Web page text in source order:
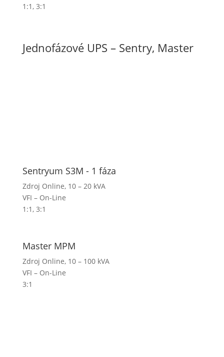
1:1, 3:1
Jednofázové UPS – Sentry, Master
Sentryum S3M - 1 fáza
Zdroj Online, 10 – 20 kVA
VFI – On-Line
1:1, 3:1
Master MPM
Zdroj Online, 10 – 100 kVA
VFI – On-Line
3:1